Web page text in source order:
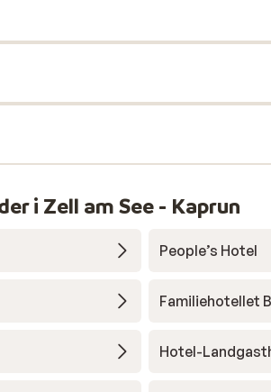
i Zell am See - Kaprun
People’s Hotel
Familiehotellet
Hotel-